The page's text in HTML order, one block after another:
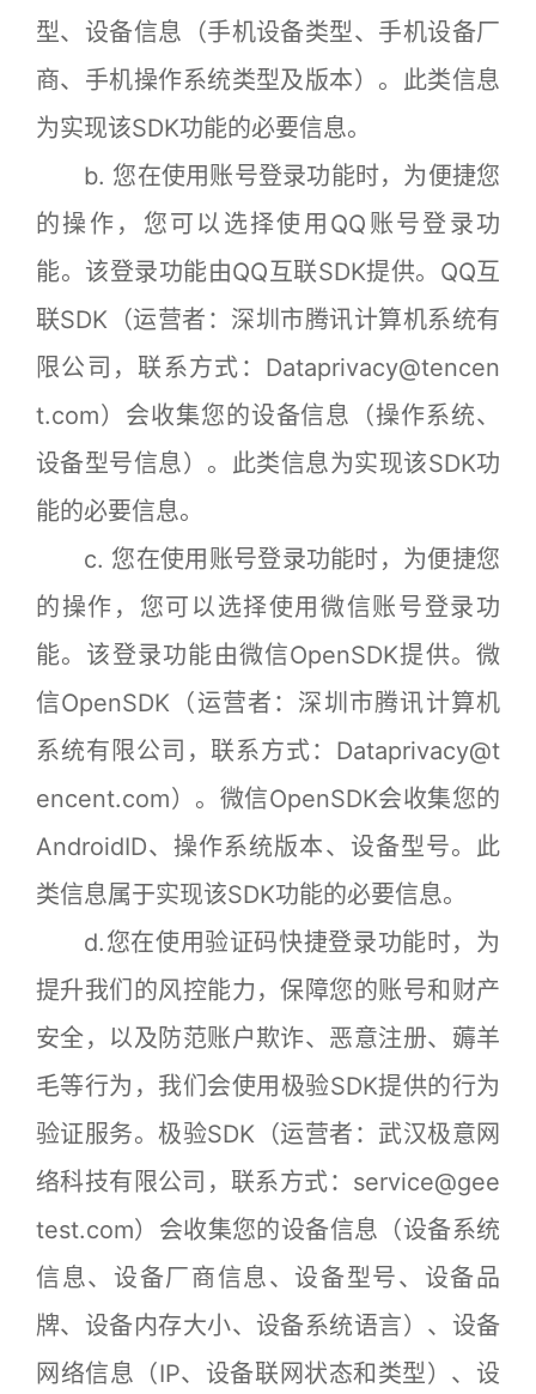
型、设备信息（手机设备类型、手机设备厂
商、手机操作系统类型及版本）。此类信息
为实现该SDK功能的必要信息。
b. 您在使用账号登录功能时，为便捷您
的操作，您可以选择使用QQ账号登录功
能。该登录功能由QQ互联SDK提供。QQ互
联SDK（运营者：深圳市腾讯计算机系统有
限公司，联系方式：Dataprivacy@tencen
t.com）会收集您的设备信息（操作系统、
设备型号信息）。此类信息为实现该SDK功
能的必要信息。
c. 您在使用账号登录功能时，为便捷您
的操作，您可以选择使用微信账号登录功
能。该登录功能由微信OpenSDK提供。微
信OpenSDK（运营者：深圳市腾讯计算机
系统有限公司，联系方式：Dataprivacy@t
encent.com）。微信OpenSDK会收集您的
AndroidID、操作系统版本、设备型号。此
类信息属于实现该SDK功能的必要信息。
d.您在使用验证码快捷登录功能时，为
提升我们的风控能力，保障您的账号和财产
安全，以及防范账户欺诈、恶意注册、薅羊
毛等行为，我们会使用极验SDK提供的行为
验证服务。极验SDK（运营者：武汉极意网
络科技有限公司，联系方式：service@gee
test.com）会收集您的设备信息（设备系统
信息、设备厂商信息、设备型号、设备品
牌、设备内存大小、设备系统语言）、设备
网络信息（IP、设备联网状态和类型）、设